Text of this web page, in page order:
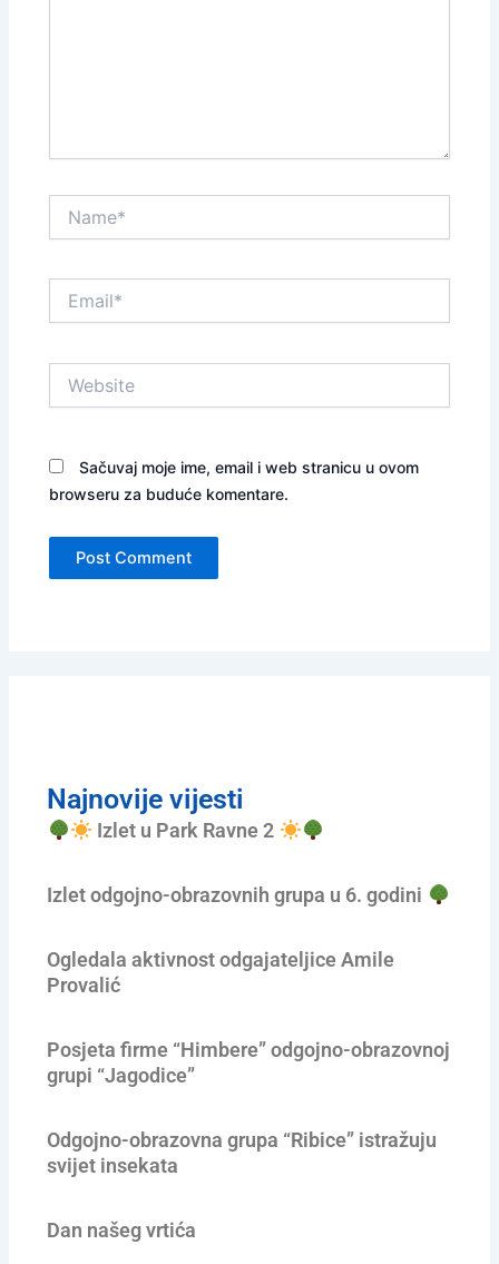
Sačuvaj moje ime, email i web stranicu u ovom
browseru za buduće komentare.
Najnovije vijesti
Izlet u Park Ravne 2
Izlet odgojno-obrazovnih grupa u 6. godini
Ogledala aktivnost odgajateljice Amile
Provalić
Posjeta firme “Himbere” odgojno-obrazovnoj
grupi “Jagodice”
Odgojno-obrazovna grupa “Ribice” istražuju
svijet insekata
Dan našeg vrtića